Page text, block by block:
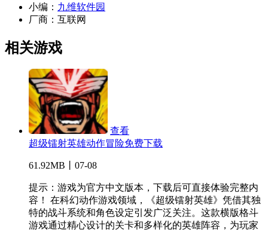
小编： 九维软件园
厂商： 互联网
相关游戏
查看
超级镭射英雄动作冒险免费下载
61.92MB丨07-08
提示：游戏为官方中文版本，下载后可直接体验完整内
容！ 在科幻动作游戏领域，《超级镭射英雄》凭借其独
特的战斗系统和角色设定引发广泛关注。这款横版格斗
游戏通过精心设计的关卡和多样化的英雄阵容，为玩家